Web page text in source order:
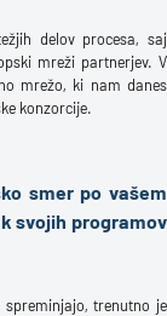
delov procesa, saj
mreži partnerjev. V
mrežo, ki nam danes
konzorcije.
smer po vašem
svojih programov
trenutno je